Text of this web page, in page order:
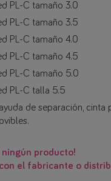
PL-C tamaño 3.0
PL-C tamaño 3.5
PL-C tamaño 4.0
PL-C tamaño 4.5
PL-C tamaño 5.0
PL-C talla 5.5
de separación,
ningún producto!
el fabricante o